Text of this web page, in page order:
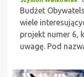
Budżet
wiele
projekt numer 6,
uwagę. Pod